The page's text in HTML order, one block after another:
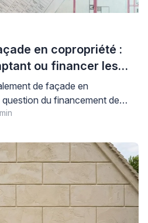
en copropriété :
ou financer les
de façade en
du financement de
une analyse précise : le choix
de trésorerie, du
et du coût réel du
financière engage